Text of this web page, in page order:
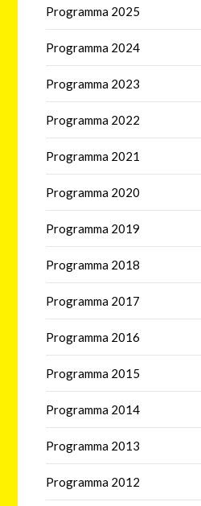
Programma 2025
Programma 2024
Programma 2023
Programma 2022
Programma 2021
Programma 2020
Programma 2019
Programma 2018
Programma 2017
Programma 2016
Programma 2015
Programma 2014
Programma 2013
Programma 2012